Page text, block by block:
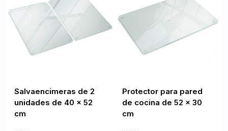
Salvaencimeras de 2
unidades de 40 x 52
cm
Protector para pared
de cocina de 52 x 30
cm